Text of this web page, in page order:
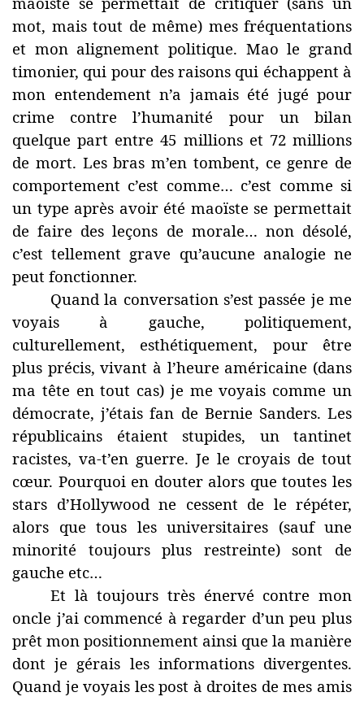
mot, mais tout de même) mes fréquentations
et mon alignement politique. Mao le grand
timonier, qui pour des raisons qui échappent à
mon entendement n’a jamais été jugé pour
crime contre l’humanité pour un bilan
quelque part entre 45 millions et 72 millions
de mort. Les bras m’en tombent, ce genre de
comportement c’est comme… c’est comme si
un type après avoir été maoïste se permettait
de faire des leçons de morale… non désolé,
c’est tellement grave qu’aucune analogie ne
peut fonctionner.
Quand la conversation s’est passée je me
voyais à gauche, politiquement,
culturellement, esthétiquement, pour être
plus précis, vivant à l’heure américaine (dans
ma tête en tout cas) je me voyais comme un
démocrate, j’étais fan de Bernie Sanders. Les
républicains étaient stupides, un tantinet
racistes, va-t’en guerre. Je le croyais de tout
cœur. Pourquoi en douter alors que toutes les
stars d’Hollywood ne cessent de le répéter,
alors que tous les universitaires (sauf une
minorité toujours plus restreinte) sont de
gauche etc…
Et là toujours très énervé contre mon
oncle j’ai commencé à regarder d’un peu plus
prêt mon positionnement ainsi que la manière
dont je gérais les informations divergentes.
Quand je voyais les post à droites de mes amis